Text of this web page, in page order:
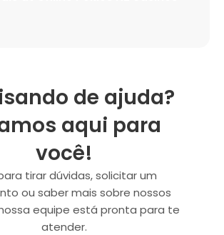
de ajuda?
aqui para
você!
tirar dúvidas, solicitar um
ou saber mais sobre nossos
equipe está pronta para te
atender.